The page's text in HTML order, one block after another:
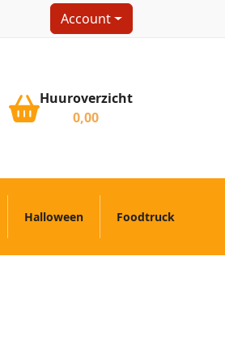
Account
Huuroverzicht
0,00
Halloween Foodtruck